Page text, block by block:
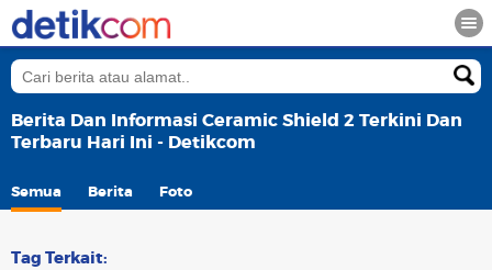
Berita Dan Informasi Ceramic Shield 2 Terkini Dan
Terbaru Hari Ini - Detikcom
Semua Berita Foto
Tag Terkait: